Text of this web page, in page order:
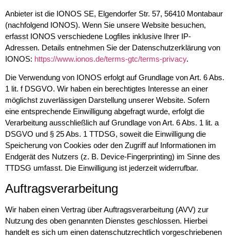
Anbieter ist die IONOS SE, Elgendorfer Str. 57, 56410 Montabaur
(nachfolgend IONOS). Wenn Sie unsere Website besuchen,
erfasst IONOS verschiedene Logfiles inklusive Ihrer IP-
Adressen. Details entnehmen Sie der Datenschutzerklärung von
IONOS: https://www.ionos.de/terms-gtc/terms-privacy.
Die Verwendung von IONOS erfolgt auf Grundlage von Art. 6 Abs.
1 lit. f DSGVO. Wir haben ein berechtigtes Interesse an einer
möglichst zuverlässigen Darstellung unserer Website. Sofern
eine entsprechende Einwilligung abgefragt wurde, erfolgt die
Verarbeitung ausschließlich auf Grundlage von Art. 6 Abs. 1 lit. a
DSGVO und § 25 Abs. 1 TTDSG, soweit die Einwilligung die
Speicherung von Cookies oder den Zugriff auf Informationen im
Endgerät des Nutzers (z. B. Device-Fingerprinting) im Sinne des
TTDSG umfasst. Die Einwilligung ist jederzeit widerrufbar.
Auftragsverarbeitung
Wir haben einen Vertrag über Auftragsverarbeitung (AVV) zur
Nutzung des oben genannten Dienstes geschlossen. Hierbei
handelt es sich um einen datenschutzrechtlich vorgeschriebenen